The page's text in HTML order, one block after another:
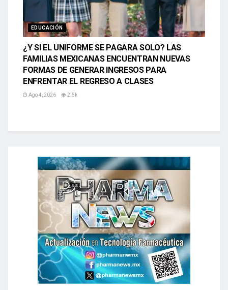
EDUCACIÓN
¿Y SI EL UNIFORME SE PAGARA SOLO? LAS
FAMILIAS MEXICANAS ENCUENTRAN NUEVAS
FORMAS DE GENERAR INGRESOS PARA
ENFRENTAR EL REGRESO A CLASES
Ago 4, 2026 2.5k